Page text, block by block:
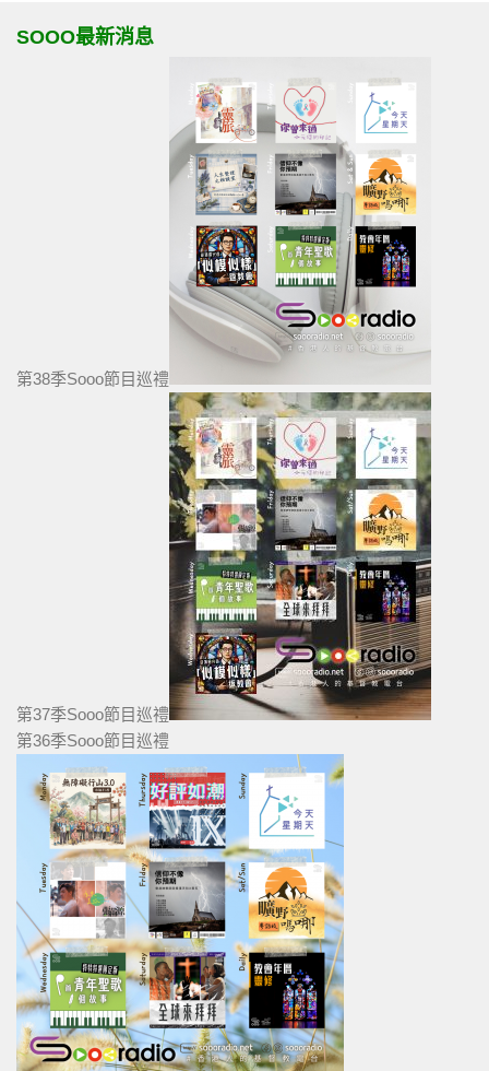
SOOO最新消息
第38季Sooo節目巡禮
第37季Sooo節目巡禮
第36季Sooo節目巡禮